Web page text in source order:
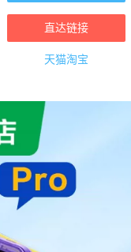
直达链接
天猫淘宝